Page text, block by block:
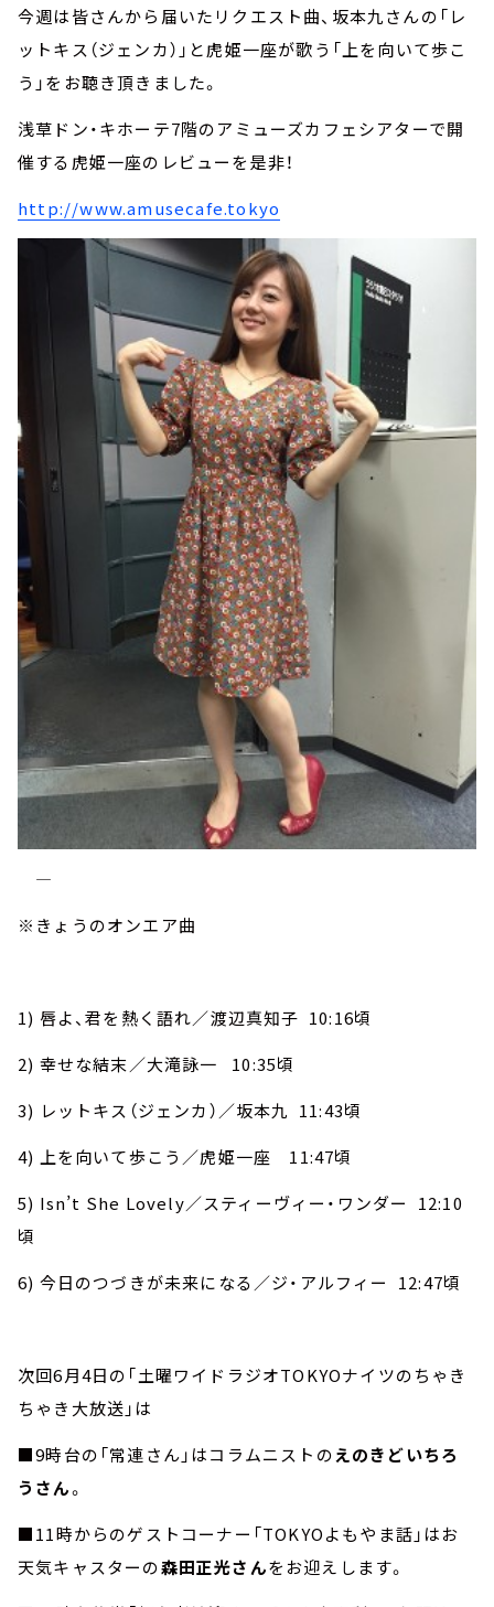
今週は皆さんから届いたリクエスト曲、坂本九さんの「レ
ットキス（ジェンカ）」と虎姫一座が歌う「上を向いて歩こ
う」をお聴き頂きました。
浅草ドン・キホーテ7階のアミューズカフェシアターで開
催する虎姫一座のレビューを是非！
http://www.amusecafe.tokyo
――――――――――――――――――――――――――――――――――――――――
※きょうのオンエア曲
1) 唇よ、君を熱く語れ／渡辺真知子 10:16頃
2) 幸せな結末／大滝詠一 10:35頃
3) レットキス（ジェンカ）／坂本九 11:43頃
4) 上を向いて歩こう／虎姫一座 11:47頃
5) Isn’t She Lovely／スティーヴィー・ワンダー 12:10
頃
6) 今日のつづきが未来になる／ジ・アルフィー 12:47頃
次回6月4日の「土曜ワイドラジオTOKYOナイツのちゃき
ちゃき大放送」は
■9時台の「常連さん」はコラムニストのえのきどいちろ
うさん。
■11時からのゲストコーナー「TOKYOよもやま話」はお
天気キャスターの森田正光さんをお迎えします。